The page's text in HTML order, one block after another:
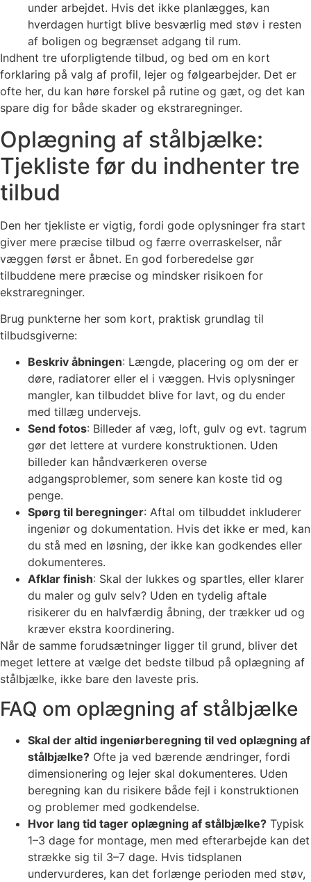
under arbejdet. Hvis det ikke planlægges, kan
hverdagen hurtigt blive besværlig med støv i resten
af boligen og begrænset adgang til rum.
Indhent tre uforpligtende tilbud, og bed om en kort
forklaring på valg af profil, lejer og følgearbejder. Det er
ofte her, du kan høre forskel på rutine og gæt, og det kan
spare dig for både skader og ekstraregninger.
Oplægning af stålbjælke:
Tjekliste før du indhenter tre
tilbud
Den her tjekliste er vigtig, fordi gode oplysninger fra start
giver mere præcise tilbud og færre overraskelser, når
væggen først er åbnet. En god forberedelse gør
tilbuddene mere præcise og mindsker risikoen for
ekstraregninger.
Brug punkterne her som kort, praktisk grundlag til
tilbudsgiverne:
Beskriv åbningen: Længde, placering og om der er
døre, radiatorer eller el i væggen. Hvis oplysninger
mangler, kan tilbuddet blive for lavt, og du ender
med tillæg undervejs.
Send fotos: Billeder af væg, loft, gulv og evt. tagrum
gør det lettere at vurdere konstruktionen. Uden
billeder kan håndværkeren overse
adgangsproblemer, som senere kan koste tid og
penge.
Spørg til beregninger: Aftal om tilbuddet inkluderer
ingeniør og dokumentation. Hvis det ikke er med, kan
du stå med en løsning, der ikke kan godkendes eller
dokumenteres.
Afklar finish: Skal der lukkes og spartles, eller klarer
du maler og gulv selv? Uden en tydelig aftale
risikerer du en halvfærdig åbning, der trækker ud og
kræver ekstra koordinering.
Når de samme forudsætninger ligger til grund, bliver det
meget lettere at vælge det bedste tilbud på oplægning af
stålbjælke, ikke bare den laveste pris.
FAQ om oplægning af stålbjælke
Skal der altid ingeniørberegning til ved oplægning af
stålbjælke? Ofte ja ved bærende ændringer, fordi
dimensionering og lejer skal dokumenteres. Uden
beregning kan du risikere både fejl i konstruktionen
og problemer med godkendelse.
Hvor lang tid tager oplægning af stålbjælke? Typisk
1–3 dage for montage, men med efterarbejde kan det
strække sig til 3–7 dage. Hvis tidsplanen
undervurderes, kan det forlænge perioden med støv,